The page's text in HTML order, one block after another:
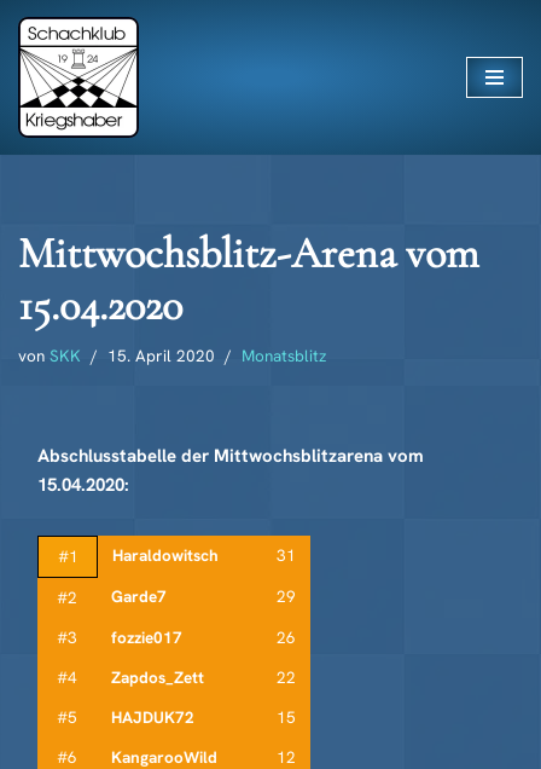
Zum
Inhalt
springen
Mittwochsblitz-Arena vom
15.04.2020
von SKK 15. April 2020 Monatsblitz
Abschlusstabelle der Mittwochsblitzarena vom
15.04.2020:
#1 Haraldowitsch
31
#2
Garde7
29
#3
fozzie017
26
#4
Zapdos_Zett
22
#5
HAJDUK72
15
#6
KangarooWild
12